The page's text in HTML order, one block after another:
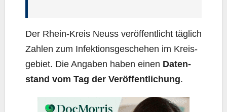
Der Rhein-Kreis Neuss ver­öf­fent­licht täg­lich
Zah­len zum Infek­ti­ons­ge­sche­hen im Kreis­
ge­biet. Die Anga­ben haben einen Daten­
stand vom Tag der Ver­öf­fent­li­chung.